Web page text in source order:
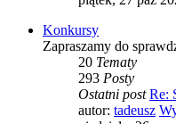
Konkursy
Zapraszamy do
20 Tematy
293 Posty
Ostatni post Re:
autor: tadeusz